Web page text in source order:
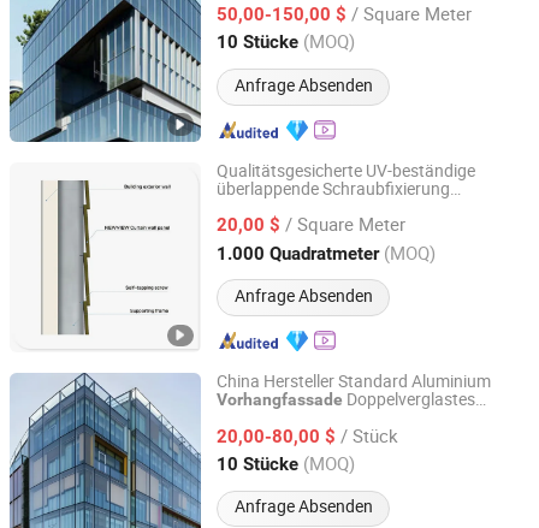
50,00-150,00 $ / Square Meter
10 Stücke (MOQ)
Anfrage Absenden
Guangdong, China Seit 2025
Qualitätsgesicherte UV-beständige
überlappende Schraubfixierung
20,00 $ / Square Meter
1.000 Quadratmeter (MOQ)
Anfrage Absenden
Guangzhou New View Building Mate-Rial Co. Ltd.
Guangdong, China Seit 2026
China Hersteller Standard Aluminium
Vorhangfassade Doppelverglastes
20,00-80,00 $ / Stück
10 Stücke (MOQ)
Anfrage Absenden
Cas Facade Co., Ltd
Guangdong, China Seit 2025